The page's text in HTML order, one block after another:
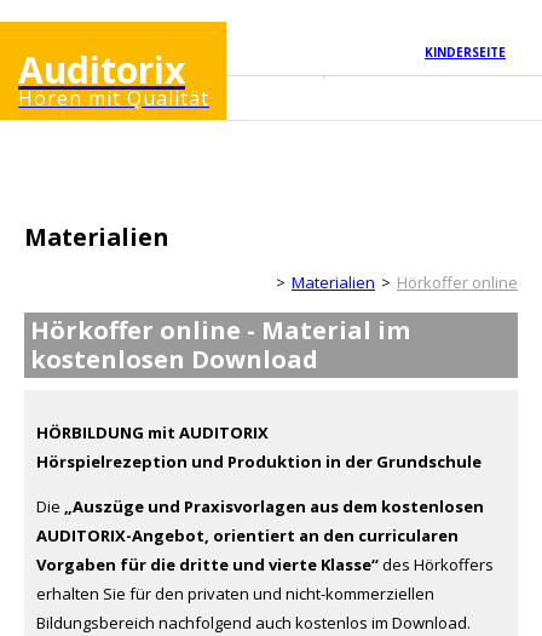
KINDERSEITE
Auditorix
Hören mit Qualität
Materialien
Erwachsenenseite
Materialien Hörkoffer online
Hörkoffer online - Material im
kostenlosen Download
HÖRBILDUNG mit AUDITORIX
Hörspielrezeption und Produktion in der Grundschule
Die „Auszüge und Praxisvorlagen aus dem kostenlosen
AUDITORIX-Angebot, orientiert an den curricularen
Vorgaben für die dritte und vierte Klasse“des Hörkoffers
erhalten Sie für den privaten und nicht-kommerziellen
Bildungsbereich nachfolgend auch kostenlos im Download.